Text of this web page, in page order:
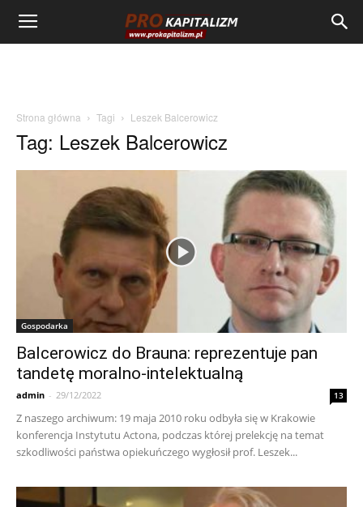
Strona główna Tagi Leszek Balcerowicz
Tag: Leszek Balcerowicz
Gospodarka
Balcerowicz do Brauna: reprezentuje pan
tandetę moralno-intelektualną
admin - 29/12/2022 13
Z naszego archiwum: 19 maja 2010 roku odbyła się w Krakowie
konferencja Instytutu Actona, podczas której prelekcję na temat
szkodliwości państwa opiekuńczego wygłosił prof. Leszek...